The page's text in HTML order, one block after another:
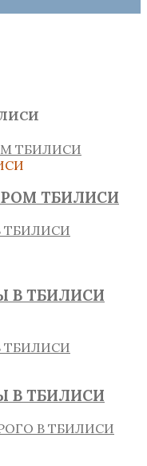
ТБИЛИСИ
В ТБИЛИСИ
В ТБИЛИСИ